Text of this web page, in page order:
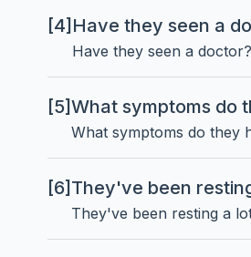
[4] Have they seen a
Have they seen a doctor?
[5]What symptoms do
What symptoms do they
[6] They've been
They've been resting a